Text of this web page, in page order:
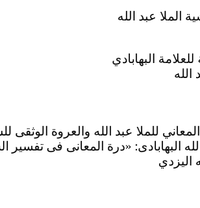
عبد الله
البهابادي
للملا عبد الله والعروة الوثقى
البهابادی: «درة المعانی فی تفسیر
اليزدي